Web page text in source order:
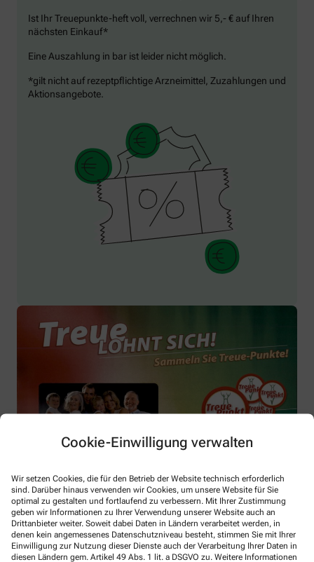
Cookie-Einwilligung verwalten
Wir setzen Cookies, die für den Betrieb der Website technisch erforderlich
sind. Darüber hinaus verwenden wir Cookies, um unsere Website für Sie
optimal zu gestalten und fortlaufend zu verbessern. Mit Ihrer Zustimmung
geben wir Informationen zu Ihrer Verwendung unserer Website auch an
Drittanbieter weiter. Soweit dabei Daten in Ländern verarbeitet werden, in
denen kein angemessenes Datenschutzniveau besteht, stimmen Sie mit Ihrer
Einwilligung zur Nutzung dieser Dienste auch der Verarbeitung Ihrer Daten in
diesen Ländern gem. Artikel 49 Abs. 1 lit. a DSGVO zu. Weitere Informationen
Ist Ihr Treuepunkte-heft voll, verrechnen wir 5,- € auf Ihren
nächsten Einkauf*
Eine Auszahlung in bar ist leider nicht möglich.
*gilt nicht auf rezeptpflichtige Arzneimittel, Zuzahlungen und
Aktionsangebote.